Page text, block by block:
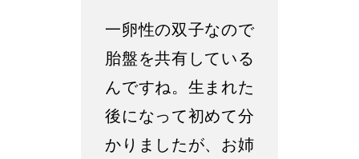
一卵性の双子なので
胎盤を共有している
んですね。生まれた
後になって初めて分
かりましたが、お姉